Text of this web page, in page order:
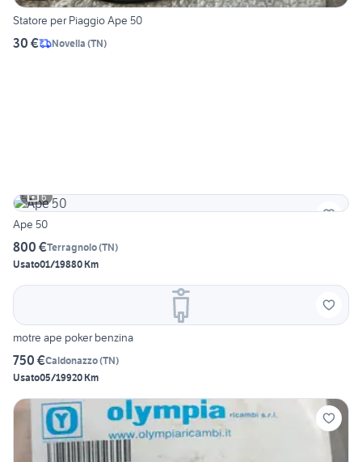
Statore per Piaggio Ape 50
30 € Novella (TN)
6
Ape 50
800 €Terragnolo(TN)
Usato01/19880 Km
motre ape poker benzina
750 €Caldonazzo(TN)
Usato05/19920 Km